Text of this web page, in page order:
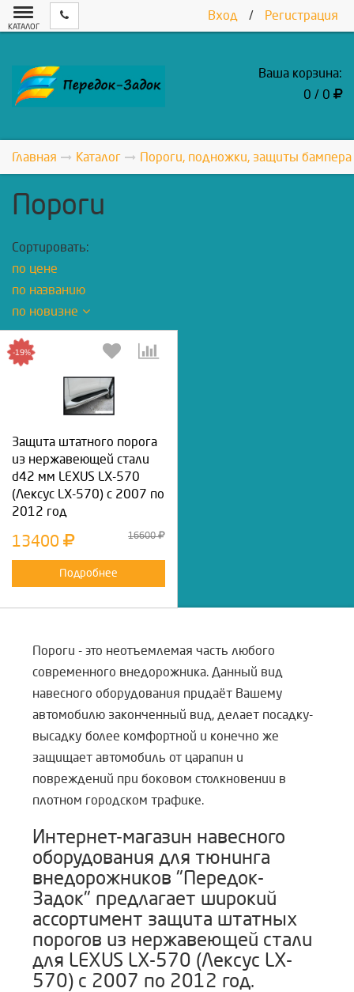
Вход / Регистрация
КАТАЛОГ
Ваша корзина:
0 / 0
Главная Каталог Пороги, подножки, защиты
Пороги
Сортировать:
по цене
по названию
по новизне
Защита штатного порога
из нержавеющей стали
d42 мм LEXUS LX-570
(Лексус LX-570) с 2007 по
2012 год
-19%
13400 16600
Подробнее
Пороги - это неотъемлемая часть любого
современного внедорожника. Данный вид
навесного оборудования придаёт Вашему
автомобилю законченный вид, делает посадку-
высадку более комфортной и конечно же
защищает автомобиль от царапин и
повреждений при боковом столкновении в
плотном городском трафике.
Интернет-магазин навесного
оборудования для тюнинга
внедорожников "Передок-
Задок" предлагает широкий
ассортимент защита штатных
порогов из нержавеющей стали
для LEXUS LX-570 (Лексус LX-
570) с 2007 по 2012 год.